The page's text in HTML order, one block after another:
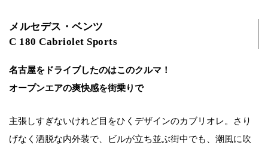
メルセデス・ベンツ
C 180 Cabriolet Sports
名古屋をドライブしたのはこのクルマ！
オープンエアの爽快感を街乗りで
主張しすぎないけれど目をひくデザインのカブリオレ。さり
げなく洒脱な内外装で、ビルが立ち並ぶ街中でも、潮風に吹